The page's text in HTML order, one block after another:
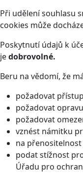
Při udělení souhlasu
cookies může
Poskytnutí údajů k
jedobrovolné.
Beru na vědomí, že
požadovat
požadovat
požadovat
vznést námitku
na
podat stížnost
Úřadu pro